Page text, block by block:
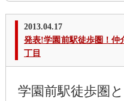
2013.04.17
発表!学園前駅徒歩圏！仲
丁目
学園前駅徒歩圏